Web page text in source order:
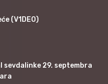
(V1DEO)
29. septembra